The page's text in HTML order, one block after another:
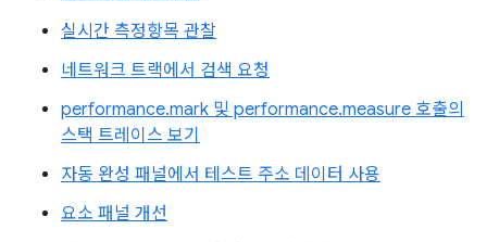
실시간 측정항목 관찰
네트워크 트랙에서 검색 요청
performance.mark 및 performance.measure 호출의
스택 트레이스 보기
자동 완성 패널에서 테스트 주소 데이터 사용
요소 패널 개선